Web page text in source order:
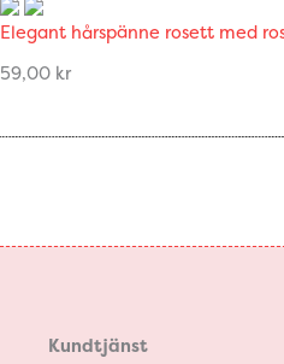
Elegant hårspänne rosett med
59,00 kr
Kundtjänst